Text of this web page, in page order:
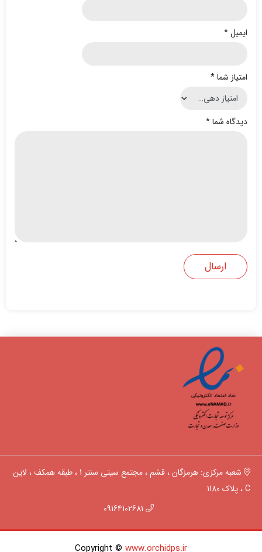
ایمیل*
امتیاز شما*
دیدگاه شما*
شعبه مرکزی: هرمزگان ، قشم ، مجتمع سیتی سنتر 1 ، طبقه همکف ، لاین
C ، پلاک 1180
09164102681
Copyright © www.orchidps.ir